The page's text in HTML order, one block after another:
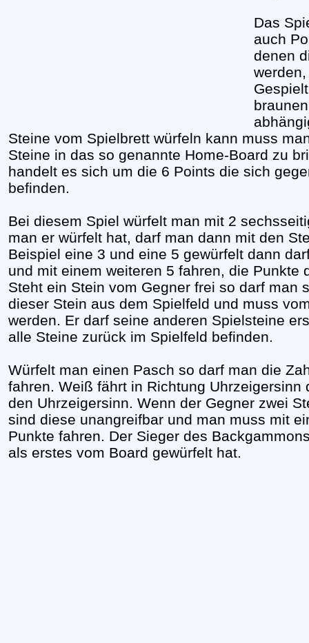
Das
auch
denen
Steine vom Spielbrett würfeln kann muss
Steine in das so genannte Home-Board zu
handelt es sich um die 6 Points die sich
befinden.
Bei diesem Spiel würfelt man mit 2
man er würfelt hat, darf man dann mit den
Beispiel eine 3 und eine 5 gewürfelt dann
und mit einem weiteren 5 fahren, die Punkte
Steht ein Stein vom Gegner frei so darf man
dieser Stein aus dem Spielfeld und muss
werden. Er darf seine anderen Spielsteine
alle Steine zurück im Spielfeld befinden.
Würfelt man einen Pasch so darf man die
fahren. Weiß fährt in Richtung
den Uhrzeigersinn. Wenn der Gegner zwei
sind diese unangreifbar und man muss mit
Punkte fahren. Der Sieger des
als erstes vom Board gewürfelt hat.